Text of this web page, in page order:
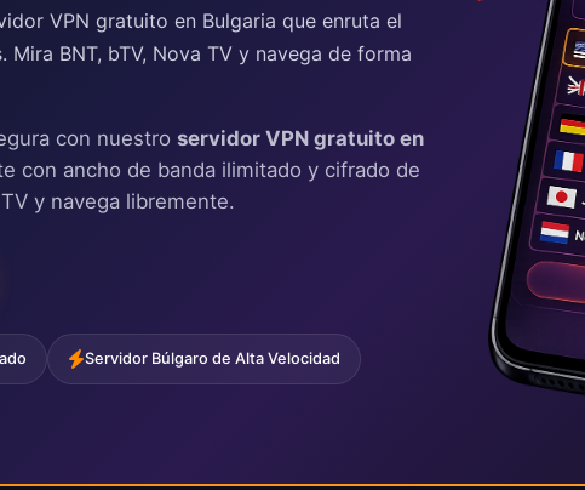
VPN gratuito en Bulgaria que enruta el
BNT, bTV, Nova TV y navega de forma
con nuestro servidor VPN gratuito en
con ancho de banda ilimitado y cifrado de
y navega libremente.
Servidor Búlgaro de Alta Velocidad